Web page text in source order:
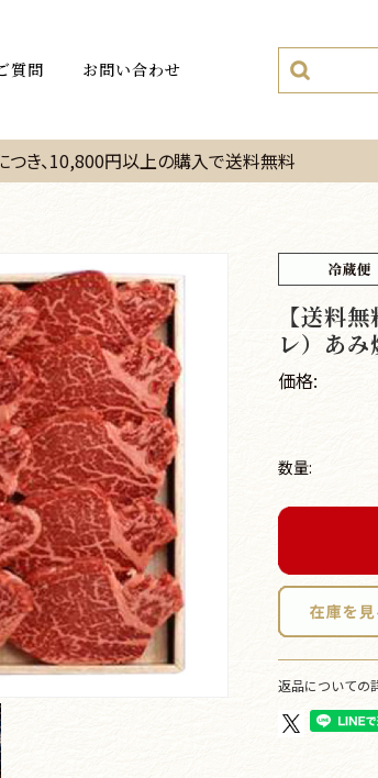
質問 お問い合わせ
つき、10,800円以上の購入で送料無料
【送料
レ）あみ
価格:
数量:
返品についての